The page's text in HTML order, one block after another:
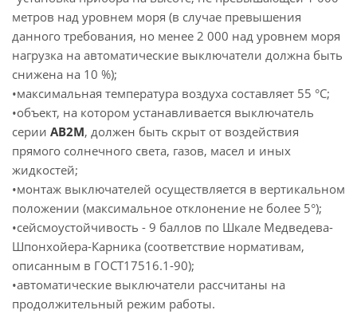
метров над уровнем моря (в случае превышения
данного требования, но менее 2 000 над уровнем моря
нагрузка на автоматические выключатели должна быть
снижена на 10 %);
•максимальная температура воздуха составляет 55 °С;
•объект, на котором устанавливается выключатель
серии АВ2М, должен быть скрыт от воздействия
прямого солнечного света, газов, масел и иных
жидкостей;
•монтаж выключателей осуществляется в вертикальном
положении (максимальное отклонение не более 5°);
•сейсмоустойчивость - 9 баллов по Шкале Медведева-
Шпонхойера-Карника (соответствие нормативам,
описанным в ГОСТ17516.1-90);
•автоматические выключатели рассчитаны на
продолжительный режим работы.